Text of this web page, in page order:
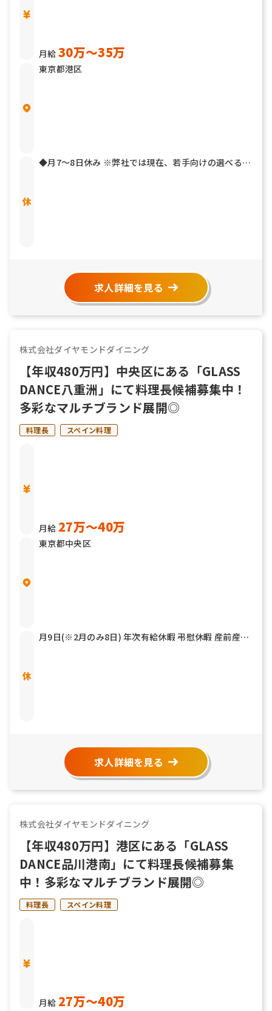
月給 30万〜35万
東京都港区
◆月7～8日休み ※弊社では現在、若手向けの選べる新
求人詳細を見る
株式会社ダイヤモンドダイニング
【年収480万円】中央区にある「GLASS
DANCE八重洲」にて料理長候補募集中！
多彩なマルチブランド展開◎
料理長 スペイン料理
月給 27万〜40万
東京都中央区
月9日(※2月のみ8日) 年次有給休暇 弔慰休暇 産前産後
求人詳細を見る
株式会社ダイヤモンドダイニング
【年収480万円】港区にある「GLASS
DANCE品川港南」にて料理長候補募集
中！多彩なマルチブランド展開◎
料理長 スペイン料理
月給 27万〜40万